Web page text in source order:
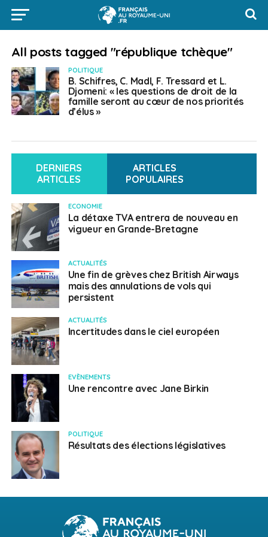
All posts tagged "république tchèque"
POLITIQUE
B. Schifres, C. Madl, F. Tressard et L.
Djomeni: « les questions de droit de la
famille seront au cœur de nos priorités
d’élus »
DERNIERS
ARTICLES
ARTICLES
POPULAIRES
ECONOMIE
La détaxe TVA entrera de nouveau en
vigueur en Grande-Bretagne
ACTUALITÉS
Une fin de grèves chez British Airways
mais des annulations de vols qui
persistent
ACTUALITÉS
Incertitudes dans le ciel européen
EVÈNEMENTS
Une rencontre avec Jane Birkin
POLITIQUE
Résultats des élections législatives